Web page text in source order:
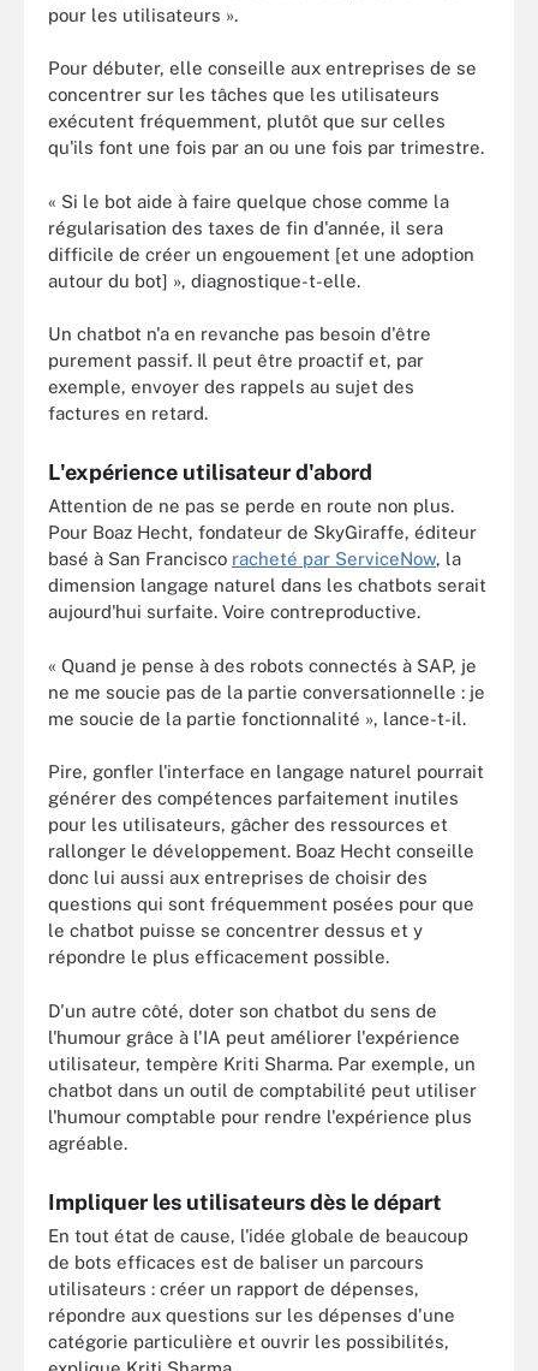
pour les utilisateurs ».
Pour débuter, elle conseille aux entreprises de se
concentrer sur les tâches que les utilisateurs
exécutent fréquemment, plutôt que sur celles
qu'ils font une fois par an ou une fois par trimestre.
« Si le bot aide à faire quelque chose comme la
régularisation des taxes de fin d'année, il sera
difficile de créer un engouement [et une adoption
autour du bot] », diagnostique-t-elle.
Un chatbot n'a en revanche pas besoin d'être
purement passif. Il peut être proactif et, par
exemple, envoyer des rappels au sujet des
factures en retard.
L'expérience utilisateur d'abord
Attention de ne pas se perde en route non plus.
Pour Boaz Hecht, fondateur de SkyGiraffe, éditeur
basé à San Francisco racheté par ServiceNow, la
dimension langage naturel dans les chatbots serait
aujourd'hui surfaite. Voire contreproductive.
« Quand je pense à des robots connectés à SAP, je
ne me soucie pas de la partie conversationnelle : je
me soucie de la partie fonctionnalité », lance-t-il.
Pire, gonfler l'interface en langage naturel pourrait
générer des compétences parfaitement inutiles
pour les utilisateurs, gâcher des ressources et
rallonger le développement. Boaz Hecht conseille
donc lui aussi aux entreprises de choisir des
questions qui sont fréquemment posées pour que
le chatbot puisse se concentrer dessus et y
répondre le plus efficacement possible.
D'un autre côté, doter son chatbot du sens de
l'humour grâce à l'IA peut améliorer l'expérience
utilisateur, tempère Kriti Sharma. Par exemple, un
chatbot dans un outil de comptabilité peut utiliser
l'humour comptable pour rendre l'expérience plus
agréable.
Impliquer les utilisateurs dès le départ
En tout état de cause, l'idée globale de beaucoup
de bots efficaces est de baliser un parcours
utilisateurs : créer un rapport de dépenses,
répondre aux questions sur les dépenses d'une
catégorie particulière et ouvrir les possibilités,